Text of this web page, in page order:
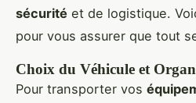
sécurité et de logistique.
pour vous assurer que tout
Choix du Véhicule et
Pour transporter vos